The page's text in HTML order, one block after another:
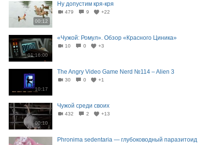
00:12
Ну допустим кря-кря
479 9 +22
01:16:00
«Чужой: Ромул». Обзор «Красного Циника»
10 0 +3
10:17
The Angry Video Game Nerd №114 – Alien 3
30 0 +1
00:10
Чужой среди своих
432 2 +13
Phronima sedentaria — глубоководный паразитоид